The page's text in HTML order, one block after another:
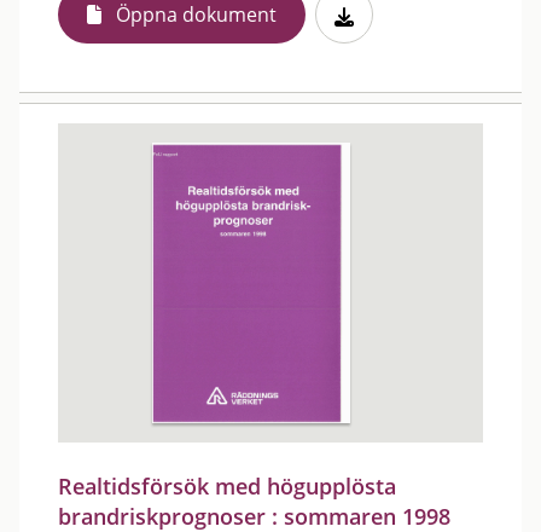
Öppna dokument
Realtidsförsök med högupplösta
brandriskprognoser : sommaren 1998